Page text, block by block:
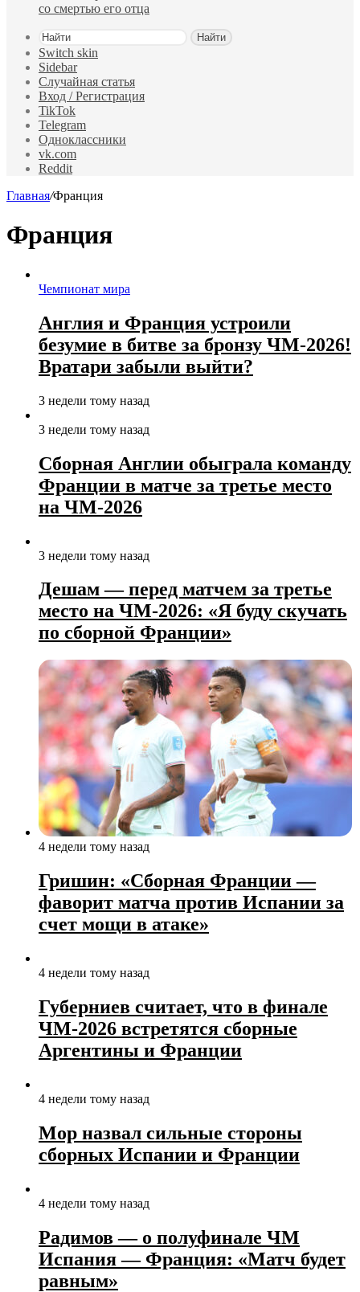
со смертью его отца
Найти
Switch skin
Sidebar
Случайная статья
Вход / Регистрация
TikTok
Telegram
Одноклассники
vk.com
Reddit
Главная/Франция
Франция
Чемпионат мира
Англия и Франция устроили
безумие в битве за бронзу ЧМ-2026!
Вратари забыли выйти?
3 недели тому назад
3 недели тому назад
Сборная Англии обыграла команду
Франции в матче за третье место
на ЧМ‑2026
3 недели тому назад
Дешам — перед матчем за третье
место на ЧМ‑2026: «Я буду скучать
по сборной Франции»
4 недели тому назад
Гришин: «Сборная Франции —
фаворит матча против Испании за
счет мощи в атаке»
4 недели тому назад
Губерниев считает, что в финале
ЧМ‑2026 встретятся сборные
Аргентины и Франции
4 недели тому назад
Мор назвал сильные стороны
сборных Испании и Франции
4 недели тому назад
Радимов — о полуфинале ЧМ
Испания — Франция: «Матч будет
равным»